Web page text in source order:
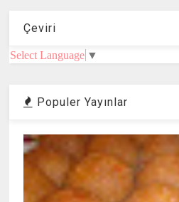
Çeviri
Select Language ▼
Populer Yayınlar